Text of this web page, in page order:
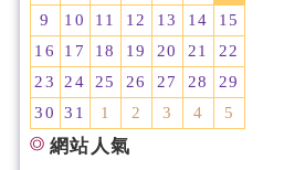
9
10 11 12 13 14
15
16
17 18 19 20 21
22
23
24 25 26 27 28
29
30
31 1 2 3 4 5
網站人氣